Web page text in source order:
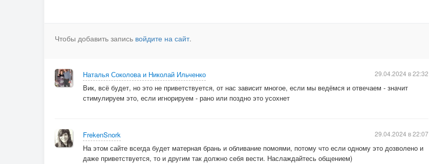
Чтобы добавить запись войдите на сайт.
Наталья Соколова и Николай Ильченко
Вик, всё будет, но это не приветствуется, от нас зависит многое, если мы ведёмся и отвечаем - значит
стимулируем это, если игнорируем - рано или поздно это усохнет
29.04.2024 в 22:32
FrekenSnork
На этом сайте всегда будет матерная брань и обливание помоями, потому что если одному это дозволено и
даже приветствуется, то и другим так должно себя вести. Наслаждайтесь общением)
29.04.2024 в 22:07